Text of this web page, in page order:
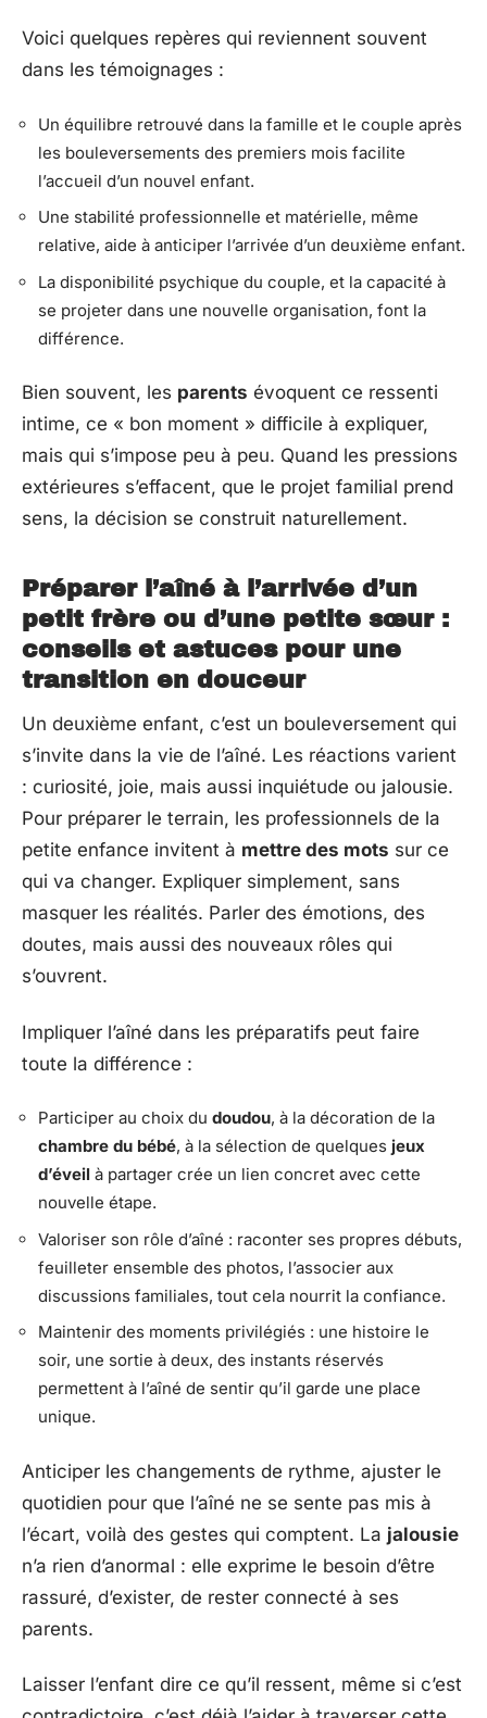
Voici quelques repères qui reviennent souvent
dans les témoignages :
Un équilibre retrouvé dans la famille et le couple après
les bouleversements des premiers mois facilite
l’accueil d’un nouvel enfant.
Une stabilité professionnelle et matérielle, même
relative, aide à anticiper l’arrivée d’un deuxième enfant.
La disponibilité psychique du couple, et la capacité à
se projeter dans une nouvelle organisation, font la
différence.
Bien souvent, les parents évoquent ce ressenti
intime, ce « bon moment » difficile à expliquer,
mais qui s’impose peu à peu. Quand les pressions
extérieures s’effacent, que le projet familial prend
sens, la décision se construit naturellement.
Préparer l’aîné à l’arrivée d’un
petit frère ou d’une petite sœur :
conseils et astuces pour une
transition en douceur
Un deuxième enfant, c’est un bouleversement qui
s’invite dans la vie de l’aîné. Les réactions varient
: curiosité, joie, mais aussi inquiétude ou jalousie.
Pour préparer le terrain, les professionnels de la
petite enfance invitent à mettre des mots sur ce
qui va changer. Expliquer simplement, sans
masquer les réalités. Parler des émotions, des
doutes, mais aussi des nouveaux rôles qui
s’ouvrent.
Impliquer l’aîné dans les préparatifs peut faire
toute la différence :
Participer au choix du doudou, à la décoration de la
chambre du bébé, à la sélection de quelques jeux
d’éveil à partager crée un lien concret avec cette
nouvelle étape.
Valoriser son rôle d’aîné : raconter ses propres débuts,
feuilleter ensemble des photos, l’associer aux
discussions familiales, tout cela nourrit la confiance.
Maintenir des moments privilégiés : une histoire le
soir, une sortie à deux, des instants réservés
permettent à l’aîné de sentir qu’il garde une place
unique.
Anticiper les changements de rythme, ajuster le
quotidien pour que l’aîné ne se sente pas mis à
l’écart, voilà des gestes qui comptent. La jalousie
n’a rien d’anormal : elle exprime le besoin d’être
rassuré, d’exister, de rester connecté à ses
parents.
Laisser l’enfant dire ce qu’il ressent, même si c’est